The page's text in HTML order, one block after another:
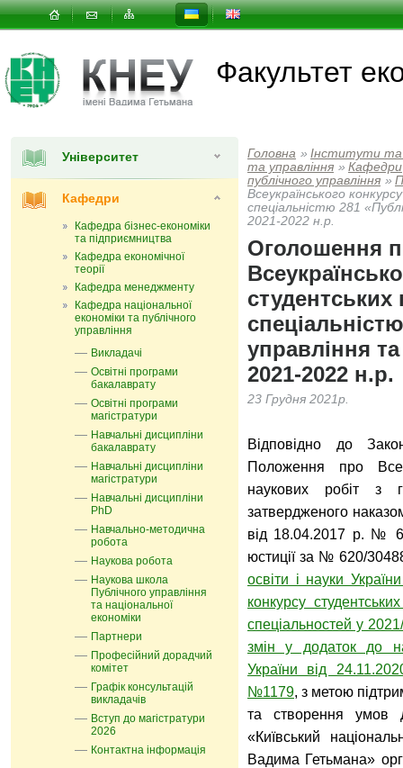
Факультет
Університет
Кафедри
Кафедра бізнес-економіки
та підприємництва
Кафедра економічної
теорії
Кафедра менеджменту
Кафедра національної
економіки та публічного
управління
Викладачі
Освітні програми
бакалаврату
Освітні програми
магістратури
Навчальні дисципліни
бакалаврату
Навчальні дисципліни
магістратури
Навчальні дисципліни
PhD
Навчально-методична
робота
Наукова робота
Наукова школа
Публічного управління
та національної
економіки
Партнери
Професійний дорадчий
комітет
Графік консультацій
викладачів
Вступ до магістратури
2026
Контактна інформація
Головна » Інститути
та управлiння » Кафедри
публічного управління »
Всеукраїнського
спеціальністю 281
2021-2022 н.р.
Оголошення
студентських
управління
2021-2022 н.р.
23 Грудня 2021р.
Відповідно до
Положення про
наукових робіт з
затвердженого
від 18.04.2017 р. №
юстиції за № 620/
освіти і науки
конкурсу
спеціальностей у
змін у додаток до
України від
№1179, з метою
та створення умов
«Київський
Вадима Гетьмана»